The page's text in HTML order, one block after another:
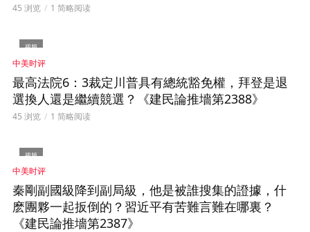
45 浏览 1 简略阅读
视频
中美时评
最高法院6：3裁定川普具有總統豁免權，拜登是退
選換人還是繼續競選？《建民論推墻第2388》
45 浏览 1 简略阅读
视频
中美时评
秦剛副國級降到副局級，他是被誰搜集的證據，什
麽團夥一起扳倒的？習近平有苦難言難在哪裏？
《建民論推墻第2387》